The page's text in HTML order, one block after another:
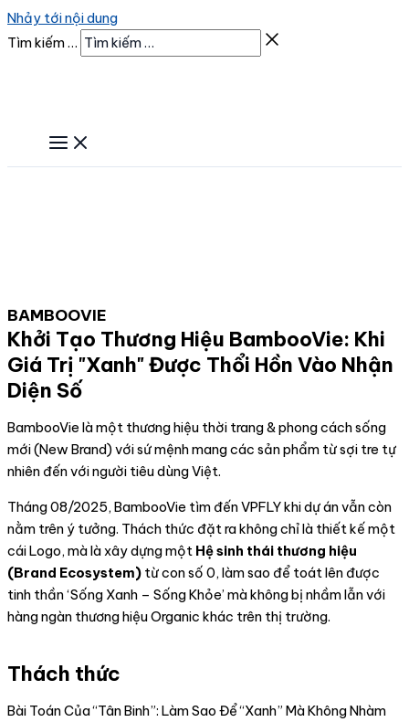
Nhảy tới nội dung
Tìm kiếm …
BAMBOOVIE
Khởi Tạo Thương Hiệu BambooVie: Khi
Giá Trị "Xanh" Được Thổi Hồn Vào Nhận
Diện Số
BambooVie là một thương hiệu thời trang & phong cách sống
mới (New Brand) với sứ mệnh mang các sản phẩm từ sợi tre tự
nhiên đến với người tiêu dùng Việt.
Tháng 08/2025, BambooVie tìm đến VPFLY khi dự án vẫn còn
nằm trên ý tưởng. Thách thức đặt ra không chỉ là thiết kế một
cái Logo, mà là xây dựng một Hệ sinh thái thương hiệu
(Brand Ecosystem) từ con số 0, làm sao để toát lên được
tinh thần ‘Sống Xanh – Sống Khỏe’ mà không bị nhầm lẫn với
hàng ngàn thương hiệu Organic khác trên thị trường.
Thách thức​
Bài Toán Của “Tân Binh”: Làm Sao Để “Xanh” Mà Không Nhàm